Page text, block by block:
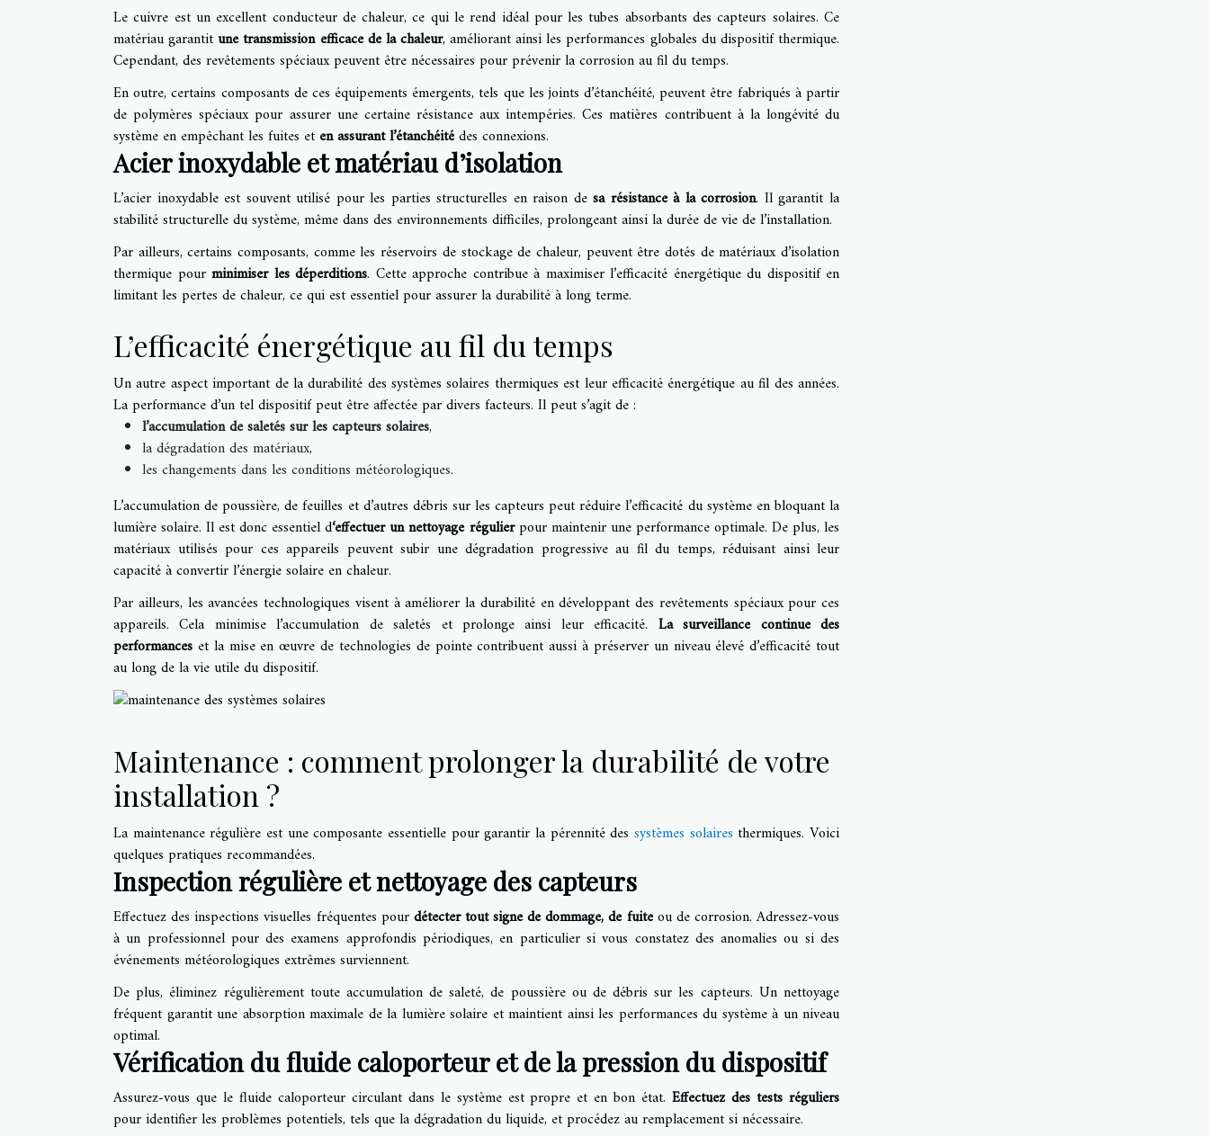
Le cuivre est un excellent conducteur de chaleur, ce qui le rend idéal pour les tubes absorbants des capteurs solaires. Ce
matériau garantitune transmission efficace de la chaleur, améliorant ainsi les performances globales du dispositif thermique.
Cependant, des revêtements spéciaux peuvent être nécessaires pour prévenir la corrosion au fil du temps.
En outre, certains composants de ces équipements émergents, tels que les joints d’étanchéité, peuvent être fabriqués à partir
de polymères spéciaux pour assurer une certaine résistance aux intempéries. Ces matières contribuent à la longévité du
système en empêchant les fuites et en assurant l’étanchéitédes connexions.
Acier inoxydable et matériau d’isolation
L’acier inoxydable est souvent utilisé pour les parties structurelles en raison desa résistance à la corrosion. Il garantit la
stabilité structurelle du système, même dans des environnements difficiles, prolongeant ainsi la durée de vie de l’installation.
Par ailleurs, certains composants, comme les réservoirs de stockage de chaleur, peuvent être dotés de matériaux d’isolation
thermique pour minimiser les déperditions. Cette approche contribue à maximiser l’efficacité énergétique du dispositif en
limitant les pertes de chaleur, ce qui est essentiel pour assurer la durabilité à long terme.
L’efficacité énergétique au fil du temps
Un autre aspect important de la durabilité des systèmes solaires thermiques est leur efficacité énergétique au fil des années.
La performance d’un tel dispositif peut être affectée par divers facteurs. Il peut s’agit de :
l’accumulation de saletés sur les capteurs solaires,
la dégradation des matériaux,
les changements dans les conditions météorologiques.
L’accumulation de poussière, de feuilles et d’autres débris sur les capteurs peut réduire l’efficacité du système en bloquant la
lumière solaire. Il est donc essentiel d‘effectuer un nettoyage régulierpour maintenir une performance optimale. De plus, les
matériaux utilisés pour ces appareils peuvent subir une dégradation progressive au fil du temps, réduisant ainsi leur
capacité à convertir l’énergie solaire en chaleur.
Par ailleurs, les avancées technologiques visent à améliorer la durabilité en développant des revêtements spéciaux pour ces
appareils. Cela minimise l’accumulation de saletés et prolonge ainsi leur efficacité. La surveillance continue des
performances et la mise en œuvre de technologies de pointe contribuent aussi à préserver un niveau élevé d’efficacité tout
au long de la vie utile du dispositif.
Maintenance : comment prolonger la durabilité de votre
installation ?
La maintenance régulière est une composante essentielle pour garantir la pérennité des systèmes solaires thermiques. Voici
quelques pratiques recommandées.
Inspection régulière et nettoyage des capteurs
Effectuez des inspections visuelles fréquentes pourdétecter tout signe de dommage, de fuiteou de corrosion. Adressez-vous
à un professionnel pour des examens approfondis périodiques, en particulier si vous constatez des anomalies ou si des
événements météorologiques extrêmes surviennent.
De plus, éliminez régulièrement toute accumulation de saleté, de poussière ou de débris sur les capteurs. Un nettoyage
fréquent garantit une absorption maximale de la lumière solaire et maintient ainsi les performances du système à un niveau
optimal.
Vérification du fluide caloporteur et de la pression du dispositif
Assurez-vous que le fluide caloporteur circulant dans le système est propre et en bon état.Effectuez des tests réguliers
pour identifier les problèmes potentiels, tels que la dégradation du liquide, et procédez au remplacement si nécessaire.